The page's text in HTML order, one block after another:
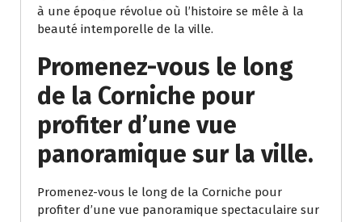
à une époque révolue où l’histoire se mêle à la
beauté intemporelle de la ville.
Promenez-vous le long
de la Corniche pour
profiter d’une vue
panoramique sur la ville.
Promenez-vous le long de la Corniche pour
profiter d’une vue panoramique spectaculaire sur